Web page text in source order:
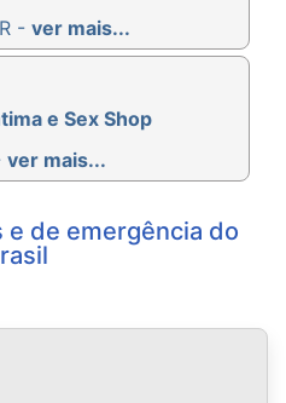
- ver mais...
e Sex Shop
ver mais...
de emergência do